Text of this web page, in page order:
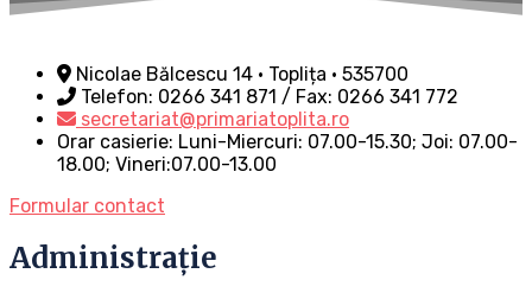
Nicolae Bălcescu 14 • Toplița • 535700
Telefon: 0266 341 871 / Fax: 0266 341 772
secretariat@primariatoplita.ro
Orar casierie: Luni-Miercuri: 07.00-15.30; Joi: 07.00-
18.00; Vineri:07.00-13.00
Formular contact
Administrație